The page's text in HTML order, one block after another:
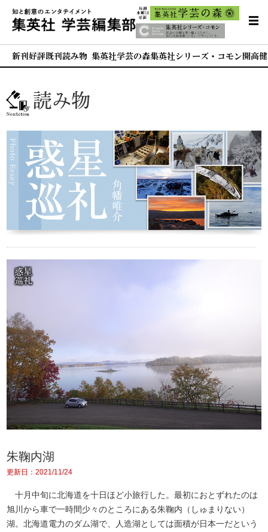
新刊 好評既刊 読み物 集英社学芸の森集英社シリーズ・コモン 開高
読み物
朱鞠内湖
更新日：2021/11/24
十月中旬に北海道を十日ほど小旅行した。最初におとずれたのは
旭川から車で一時間少々のところにある朱鞠内（しゅまりない）
湖。北海道電力のダム湖で、人造湖としては面積が日本一だという